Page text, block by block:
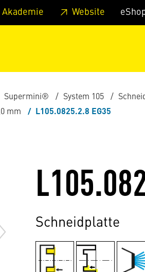
Footer Springe zum Hauptmenu
Akademie Website
Supermini® System 105
mm
L105.0825.2.8 EG35
Schneidplatte